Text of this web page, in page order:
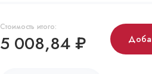
Стоимость итого:
5 008,84₽